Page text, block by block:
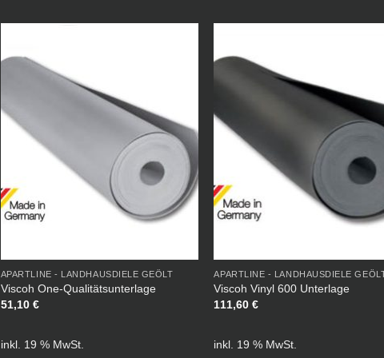
APARTLINE - LANDHAUSDIELE GEÖLT
Viscoh One-Qualitätsunterlage
51,10 €
inkl. 19 % MwSt.
APARTLINE - LANDHAUSDIELE
Viscoh Vinyl 600 Unterlage
111,60€
inkl. 19 % MwSt.